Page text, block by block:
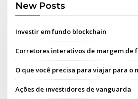
New Posts
Investir em fundo blockchain
Corretores interativos de margem de
O que você precisa para viajar para o
Ações de investidores de vanguarda